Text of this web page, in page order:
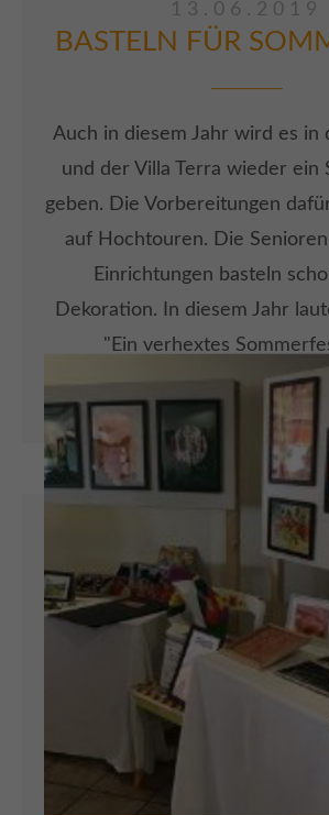
13.06.2019
BASTELN FÜR
Auch in diesem Jahr wird es in
und der Villa Terra wieder ein
geben. Die Vorbereitungen
auf Hochtouren. Die
Einrichtungen basteln
Dekoration. In diesem Jahr
"Ein verhextes
Interessierten sind zum Fest
von 14 bis 18 Uhr herzlich
ARTIKEL LESEN